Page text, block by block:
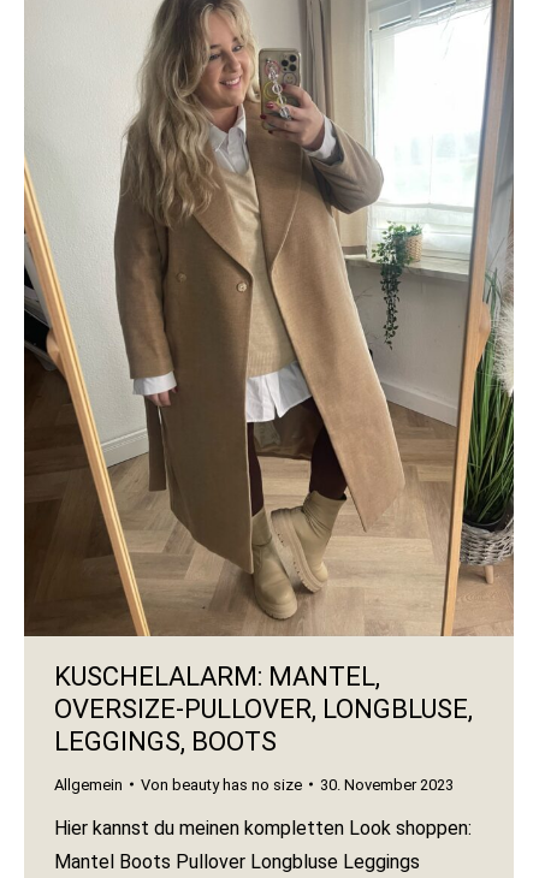
KUSCHELALARM: MANTEL,
OVERSIZE-PULLOVER, LONGBLUSE,
LEGGINGS, BOOTS
Allgemein Von beauty has no size 30. November 2023
Hier kannst du meinen kompletten Look shoppen:
Mantel Boots Pullover Longbluse Leggings